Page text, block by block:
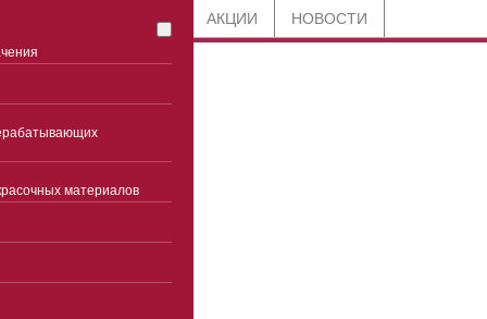
БЛОГ АКЦИИ НОВОСТИ
+7 (861) 944-98-92
материалов